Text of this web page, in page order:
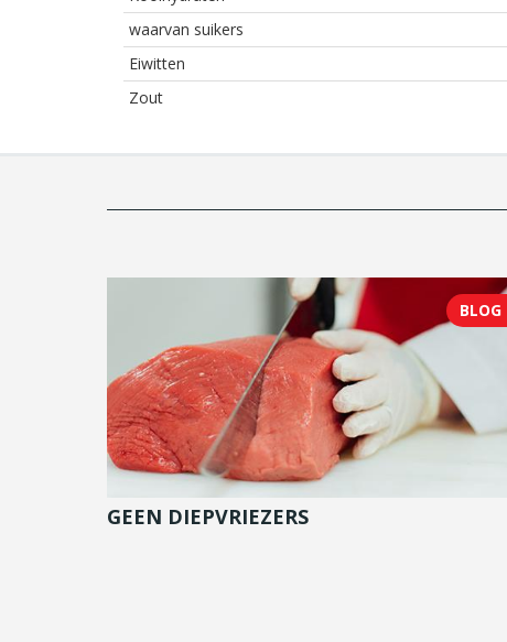
waarvan suikers
Eiwitten
Zout
BLOG
GEEN DIEPVRIEZERS